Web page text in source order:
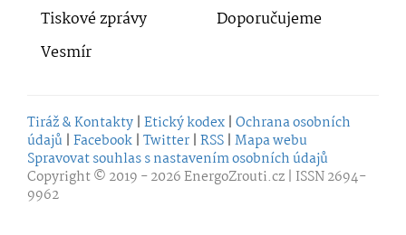
Tiskové zprávy
Doporučujeme
Vesmír
Tiráž & Kontakty | Etický kodex | Ochrana osobních
údajů | Facebook | Twitter | RSS | Mapa webu
Spravovat souhlas s nastavením osobních údajů
Copyright © 2019 - 2026EnergoZrouti.cz | ISSN 2694-
9962